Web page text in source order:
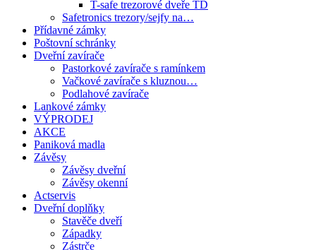
T-safe trezorové dveře TD
Safetronics trezory/sejfy na…
Přídavné zámky
Poštovní schránky
Dveřní zavírače
Pastorkové zavírače s ramínkem
Vačkové zavírače s kluznou…
Podlahové zavírače
Lankové zámky
VÝPRODEJ
AKCE
Paniková madla
Závěsy
Závěsy dveřní
Závěsy okenní
Actservis
Dveřní doplňky
Stavěče dveří
Západky
Zástrče